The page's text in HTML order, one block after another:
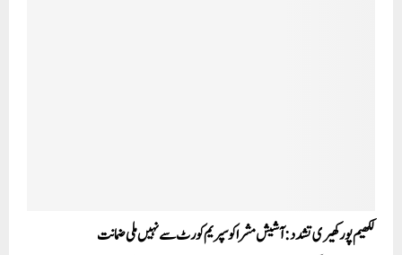
لکھیم پور کھیری تشدد: آشیش مشرا کو سپریم کورٹ سے نہیں ملی ضمانت